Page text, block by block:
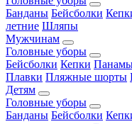
Банданы Бейсболки
летние Шляпы
Мужчинам
Головные уборы
Бейсболки Кепки
Плавки Пляжные шорты
Детям
Головные уборы
Банданы Бейсболки